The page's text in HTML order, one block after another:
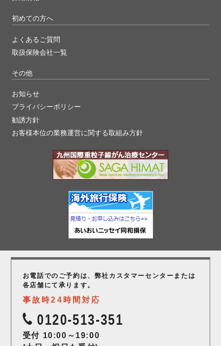
初めての方へ
よくあるご質問
取扱保険会社一覧
その他
お知らせ
プライバシーポリシー
勧誘方針
お客様本位の業務運営に関する取組み方針
お電話でのご予約は、弊社カスタマーセンター または
各店舗にて承ります。
事故時24時間対応
0120-513-351
受付 10:00～19:00